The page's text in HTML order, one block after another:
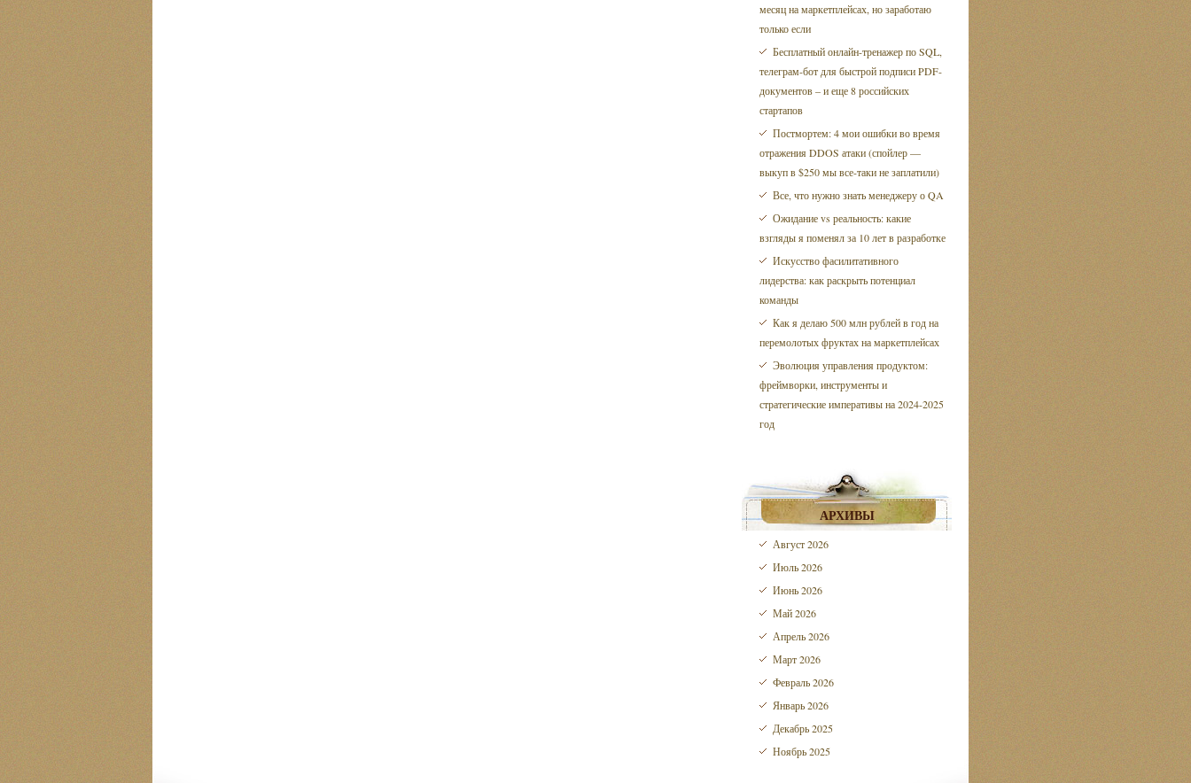
месяц на маркетплейсах, но заработаю
только если
Бесплатный онлайн-тренажер по SQL,
телеграм-бот для быстрой подписи PDF-
документов – и еще 8 российских
стартапов
Постмортем: 4 мои ошибки во время
отражения DDOS атаки (спойлер —
выкуп в $250 мы все-таки не заплатили)
Все, что нужно знать менеджеру о QA
Ожидание vs реальность: какие
взгляды я поменял за 10 лет в разработке
Искусство фасилитативного
лидерства: как раскрыть потенциал
команды
Как я делаю 500 млн рублей в год на
перемолотых фруктах на маркетплейсах
Эволюция управления продуктом:
фреймворки, инструменты и
стратегические императивы на 2024-2025
год
АРХИВЫ
Август 2026
Июль 2026
Июнь 2026
Май 2026
Апрель 2026
Март 2026
Февраль 2026
Январь 2026
Декабрь 2025
Ноябрь 2025